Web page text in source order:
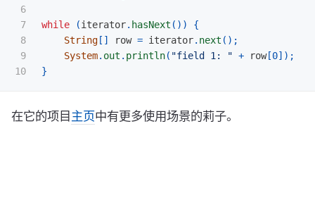
6
7
8
9
while (iterator. hasNext ())
{
String [] row = iterator. next ();
System. out . println( "field 1: " + row[0]);
}
在它的项目 主页中有更多使用场景的莉子。